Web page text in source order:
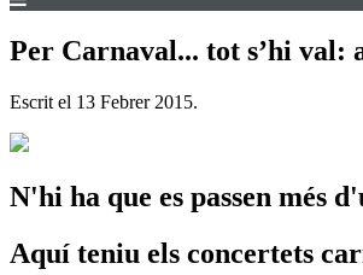
Per Carnaval... tot s’hi val:
Escrit el 13 Febrer 2015.
N'hi ha que es passen més
Aquí teniu els concertets